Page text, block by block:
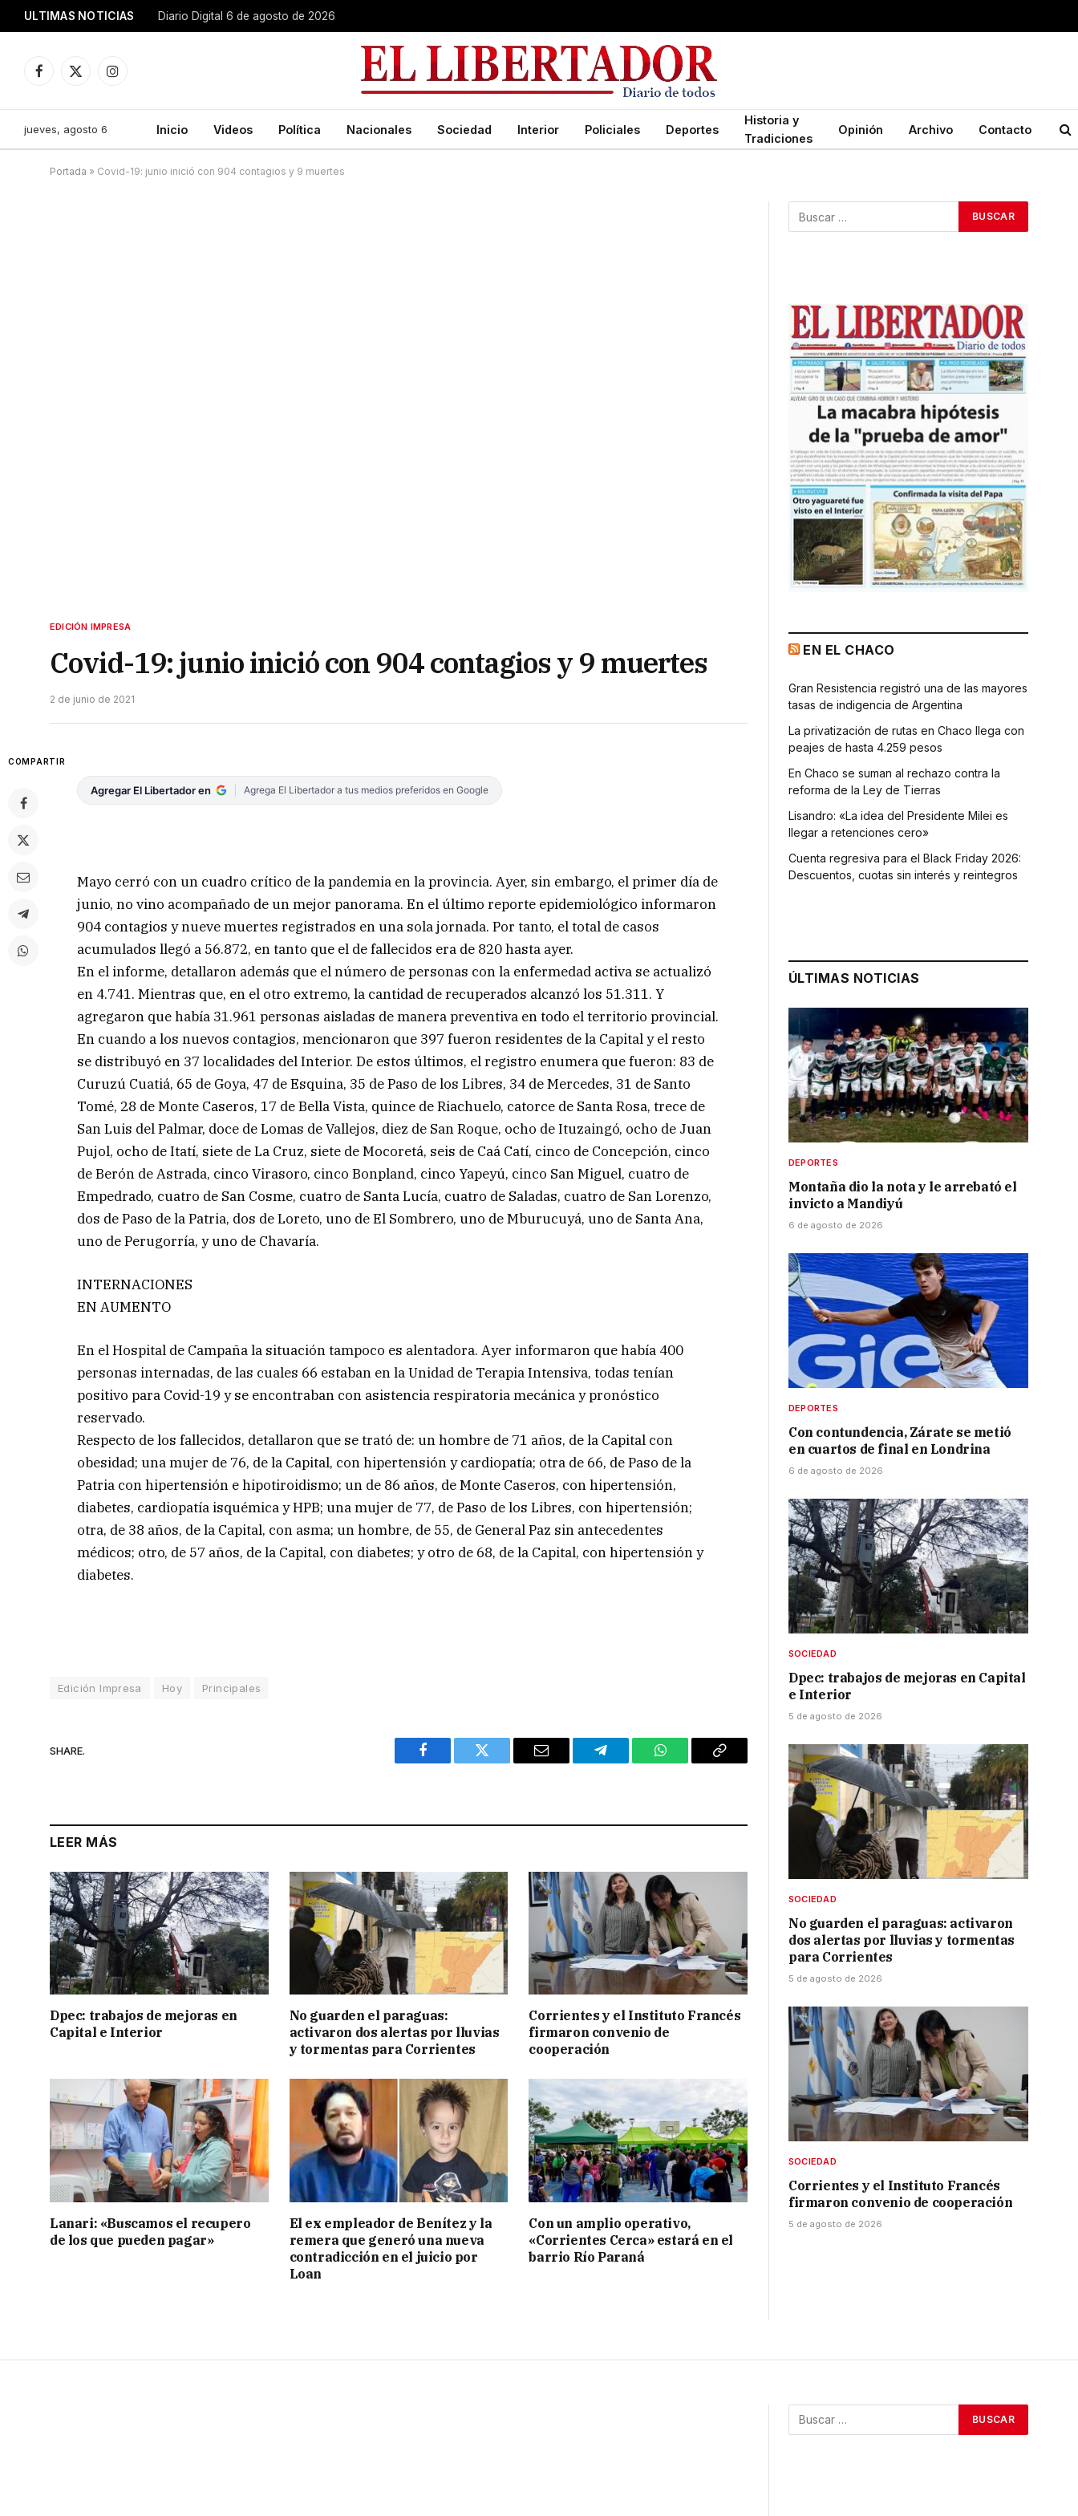
ULTIMAS NOTICIAS Diario Digital 6 de agosto de 2026
Facebook
X
Instagram
jueves, agosto 6 Inicio Videos Política Nacionales Sociedad Interior Policiales Deportes
Historia y
Tradiciones
Opinión Archivo Contacto
Portada » Covid-19: junio inició con 904 contagios y 9 muertes
EDICIÓN IMPRESA
Covid-19: junio inició con 904 contagios y 9 muertes
2 de junio de 2021
COMPARTIR
Agregar El Libertador en Agrega El Libertador a tus medios preferidos en Google
Mayo cerró con un cuadro crítico de la pandemia en la provincia. Ayer, sin embargo, el primer día de
junio, no vino acompañado de un mejor panorama. En el último reporte epidemiológico informaron
904 contagios y nueve muertes registrados en una sola jornada. Por tanto, el total de casos
acumulados llegó a 56.872, en tanto que el de fallecidos era de 820 hasta ayer.
En el informe, detallaron además que el número de personas con la enfermedad activa se actualizó
en 4.741. Mientras que, en el otro extremo, la cantidad de recuperados alcanzó los 51.311. Y
agregaron que había 31.961 personas aisladas de manera preventiva en todo el territorio provincial.
En cuando a los nuevos contagios, mencionaron que 397 fueron residentes de la Capital y el resto
se distribuyó en 37 localidades del Interior. De estos últimos, el registro enumera que fueron: 83 de
Curuzú Cuatiá, 65 de Goya, 47 de Esquina, 35 de Paso de los Libres, 34 de Mercedes, 31 de Santo
Tomé, 28 de Monte Caseros, 17 de Bella Vista, quince de Riachuelo, catorce de Santa Rosa, trece de
San Luis del Palmar, doce de Lomas de Vallejos, diez de San Roque, ocho de Ituzaingó, ocho de Juan
Pujol, ocho de Itatí, siete de La Cruz, siete de Mocoretá, seis de Caá Catí, cinco de Concepción, cinco
de Berón de Astrada, cinco Virasoro, cinco Bonpland, cinco Yapeyú, cinco San Miguel, cuatro de
Empedrado, cuatro de San Cosme, cuatro de Santa Lucía, cuatro de Saladas, cuatro de San Lorenzo,
dos de Paso de la Patria, dos de Loreto, uno de El Sombrero, uno de Mburucuyá, uno de Santa Ana,
uno de Perugorría, y uno de Chavaría.
INTERNACIONES
EN AUMENTO
En el Hospital de Campaña la situación tampoco es alentadora. Ayer informaron que había 400
personas internadas, de las cuales 66 estaban en la Unidad de Terapia Intensiva, todas tenían
positivo para Covid-19 y se encontraban con asistencia respiratoria mecánica y pronóstico
reservado.
Respecto de los fallecidos, detallaron que se trató de: un hombre de 71 años, de la Capital con
obesidad; una mujer de 76, de la Capital, con hipertensión y cardiopatía; otra de 66, de Paso de la
Patria con hipertensión e hipotiroidismo; un de 86 años, de Monte Caseros, con hipertensión,
diabetes, cardiopatía isquémica y HPB; una mujer de 77, de Paso de los Libres, con hipertensión;
otra, de 38 años, de la Capital, con asma; un hombre, de 55, de General Paz sin antecedentes
médicos; otro, de 57 años, de la Capital, con diabetes; y otro de 68, de la Capital, con hipertensión y
diabetes.
Edición Impresa Hoy Principales
SHARE.
Facebook Twitter Email Telegram WhatsAppCopy
LEER MÁS
Dpec: trabajos de mejoras en
Capital e Interior
No guarden el paraguas:
activaron dos alertas por lluvias
y tormentas para Corrientes
Corrientes y el Instituto Francés
firmaron convenio de
cooperación
Lanari: «Buscamos el recupero
de los que pueden pagar»
El ex empleador de Benítez y la
remera que generó una nueva
contradicción en el juicio por
Loan
Con un amplio operativo,
«Corrientes Cerca» estará en el
barrio Río Paraná
EN EL CHACO
Gran Resistencia registró una de las mayores
tasas de indigencia de Argentina
La privatización de rutas en Chaco llega con
peajes de hasta 4.259 pesos
En Chaco se suman al rechazo contra la
reforma de la Ley de Tierras
Lisandro: «La idea del Presidente Milei es
llegar a retenciones cero»
Cuenta regresiva para el Black Friday 2026:
Descuentos, cuotas sin interés y reintegros
ÚLTIMAS NOTICIAS
DEPORTES
Montaña dio la nota y le arrebató el
invicto a Mandiyú
6 de agosto de 2026
DEPORTES
Con contundencia, Zárate se metió
en cuartos de final en Londrina
6 de agosto de 2026
SOCIEDAD
Dpec: trabajos de mejoras en Capital
e Interior
5 de agosto de 2026
SOCIEDAD
No guarden el paraguas: activaron
dos alertas por lluvias y tormentas
para Corrientes
5 de agosto de 2026
SOCIEDAD
Corrientes y el Instituto Francés
firmaron convenio de cooperación
5 de agosto de 2026